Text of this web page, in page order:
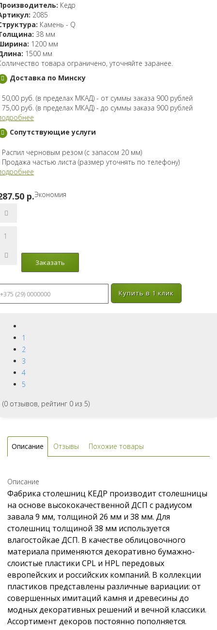
Кедр
2085
Камень - Q
38 мм
1200 мм
1500 мм
товара ограничено, уточняйте заранее.
Доставка по Минску
50,00 руб. (в пределах МКАД) - от суммы заказа 900 рублей
75,00 руб. (в пределах МКАД) - до суммы заказа 900 рублей
Сопутствующие услуги
Распил черновым резом (с запасом 20 мм)
Продажа частью листа (размер уточнять по телефону)
p.Экономия
Купить в 1 клик
1
2
3
4
5
(0 отзывов, рейтинг 0 из 5)
Описание Отзывы Похожие товары
Описание
Фабрика столешниц КЕДР производит столешницы
на основе высококачественной ДСП с радиусом
завала 9 мм, толщиной 26 мм и 38 мм. Для
столешниц толщиной 38 мм используется
влагостойкае ДСП. В качестве облицовочного
материала применяются декоративно бумажно-
слоистые пластики CPL и HPL передовых
европейских и российских компаний. В коллекции
пластиков представлены различные вариации: от
совершенных имитаций камня и древесины до
модных декоративных решений и вечной классики.
Ассортимент декоров постоянно пополняется.